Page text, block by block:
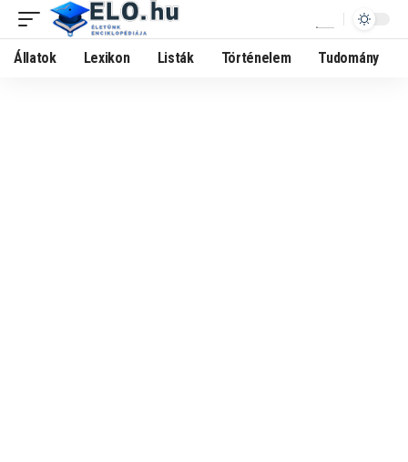
Állatok Lexikon Listák Történelem Tudomány